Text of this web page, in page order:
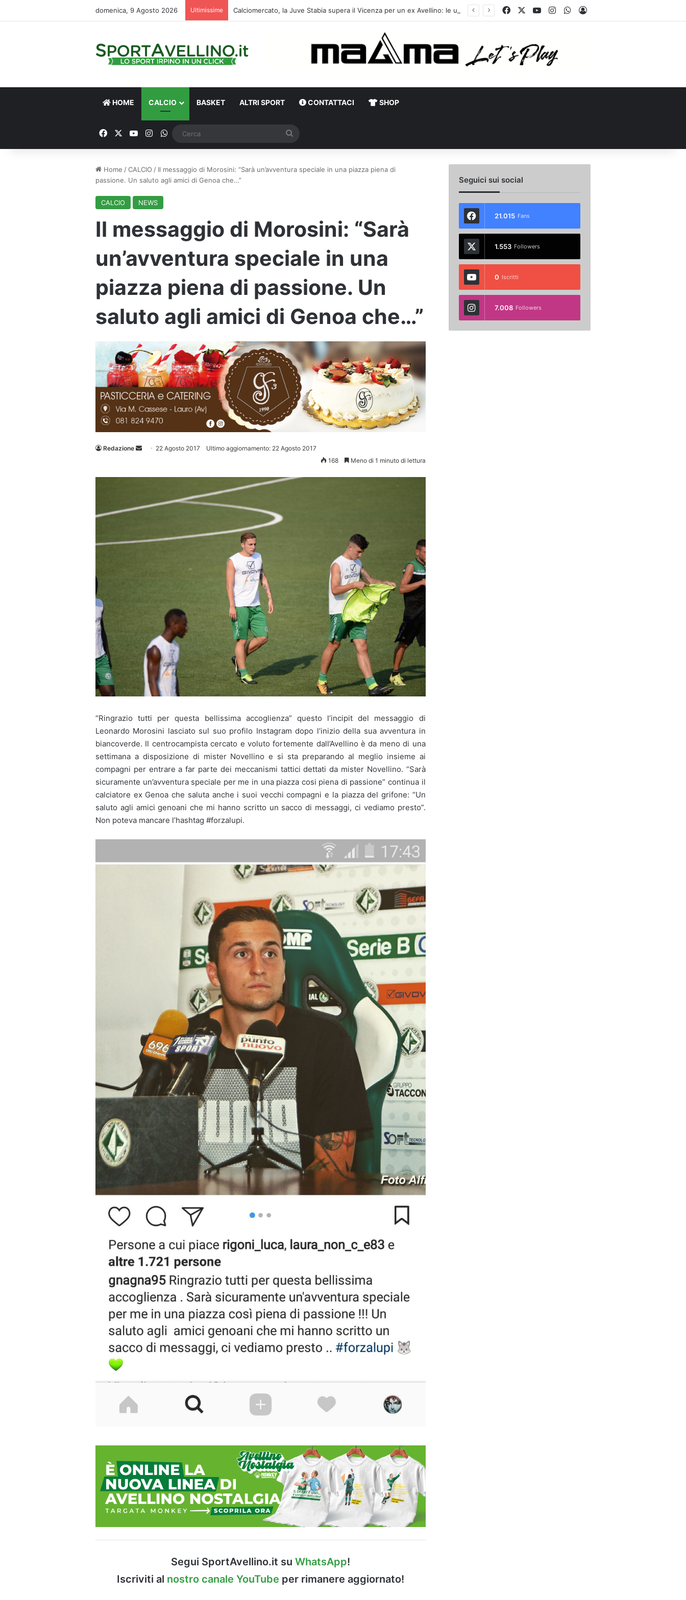
domenica, 9 Agosto 2026 Ultimissime FacebookYou TubeInstagramWhatsApp
Accedi
HOME CALCIO BASKET ALTRI SPORT CONTATTACI SHOP
FacebookYou TubeInstagram
WhatsApp
Home /CALCIO / Il messaggio di Morosini: “Sarà un’avventura speciale in una piazza piena di
passione. Un saluto agli amici di Genoa che…”
CALCIO NEWS
Il messaggio di Morosini: “Sarà
un’avventura speciale in una
piazza piena di passione. Un
saluto agli amici di Genoa che…”
Redazione
Invia 22 Agosto 2017
Ultimo aggiornamento: 22 Agosto 2017
168
Meno di 1 minuto di lettura
“Ringrazio tutti per questa bellissima accoglienza” questo l’incipit del messaggio di
Leonardo Morosini lasciato sul suo profilo Instagram dopo l’inizio della sua avventura in
biancoverde. Il centrocampista cercato e voluto fortemente dall’Avellino è da meno di una
settimana a disposizione di mister Novellino e si sta preparando al meglio insieme ai
compagni per entrare a far parte dei meccanismi tattici dettati da mister Novellino. “Sarà
sicuramente un’avventura speciale per me in una piazza cosi piena di passione” continua il
calciatore ex Genoa che saluta anche i suoi vecchi compagni e la piazza del grifone: “Un
saluto agli amici genoani che mi hanno scritto un sacco di messaggi, ci vediamo presto”.
Non poteva mancare l’hashtag #forzalupi.
Segui SportAvellino.it su WhatsApp!
Iscriviti al nostro canale YouTube per rimanere aggiornato!
Seguici sui social
21.015 Fans
1.553 Followers
0 Iscritti
7.008 Followers